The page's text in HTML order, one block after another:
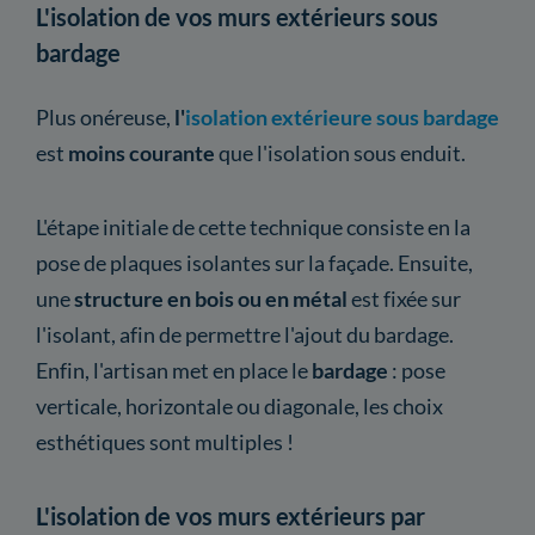
L'isolation de vos murs extérieurs sous
bardage
Plus onéreuse, l'isolation extérieure sous bardage
est moins couranteque l'isolation sous enduit.
L'étape initiale de cette technique consiste en la
pose de plaques isolantes sur la façade. Ensuite,
unestructure en bois ou en métalest fixée sur
l'isolant, afin de permettre l'ajout du bardage.
Enfin, l'artisan met en place lebardage : pose
verticale, horizontale ou diagonale, les choix
esthétiques sont multiples !
L'isolation de vos murs extérieurs par